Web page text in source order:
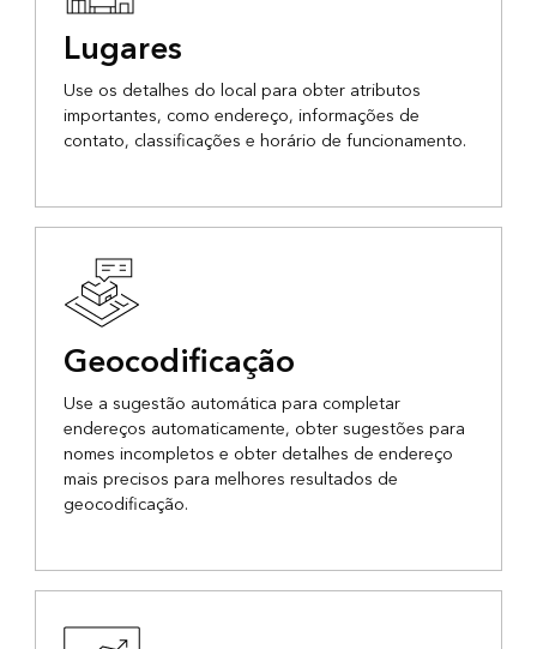
Lugares
Use os detalhes do local para obter atributos
importantes, como endereço, informações de
contato, classificações e horário de funcionamento.
Geocodificação
Use a sugestão automática para completar
endereços automaticamente, obter sugestões para
nomes incompletos e obter detalhes de endereço
mais precisos para melhores resultados de
geocodificação.